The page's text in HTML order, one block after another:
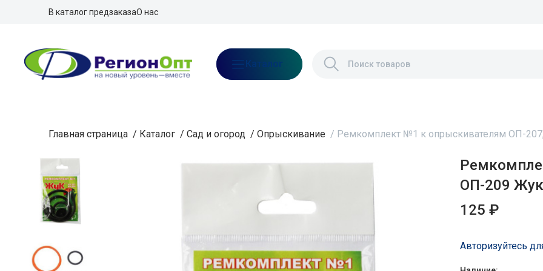
В каталог предзаказаО нас
Каталог
Главная страница / Каталог / Сад и огород / Опрыскивание / Ремкомплект №1 к опрыскивателям ОП-
ОП-209
125 ₽
Авторизуйтесь